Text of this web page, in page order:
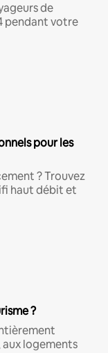
de
pendant votre
pour les
? Trouvez
haut débit et
?
aux logements